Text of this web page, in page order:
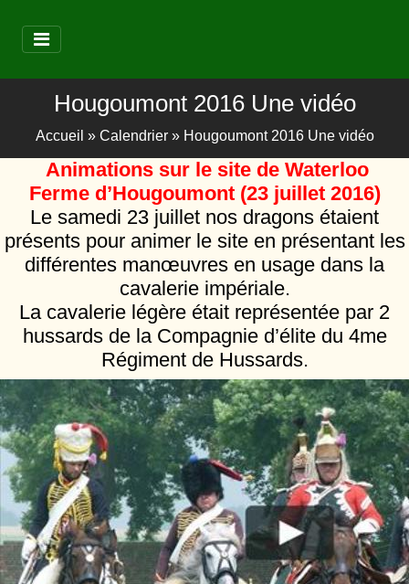
Hougoumont 2016 Une vidéo
Accueil » Calendrier» Hougoumont 2016 Une vidéo
Animations sur le site de Waterloo
Ferme d’Hougoumont (23 juillet 2016)
Le samedi 23 juillet nos dragons étaient
présents pour animer le site en présentant les
différentes manœuvres en usage dans la
cavalerie impériale.
La cavalerie légère était représentée par 2
hussards de la Compagnie d’élite du 4me
Régiment de Hussards.